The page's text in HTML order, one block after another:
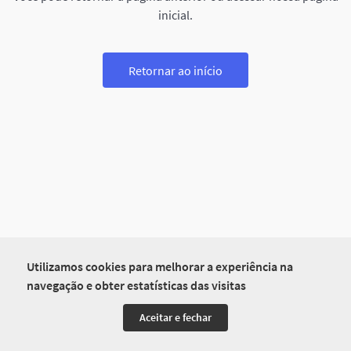
Utilizamos cookies para melhorar a experiência na
navegação e obter estatísticas das visitas
Aceitar e fechar
inicial.
Retornar ao início